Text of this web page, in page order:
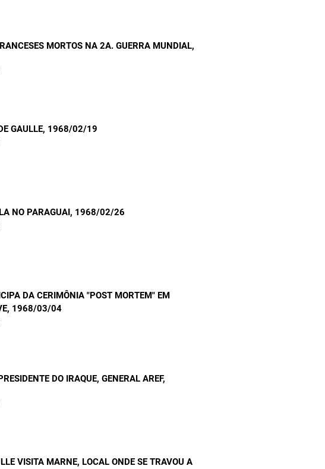
MORTOS NA 2A. GUERRA MUNDIAL,
GAULLE, 1968/02/19
NO PARAGUAI, 1968/02/26
DA CERIMÔNIA "POST MORTEM" EM
, 1968/03/04
DO IRAQUE, GENERAL AREF,
VISITA MARNE, LOCAL ONDE SE TRAVOU A